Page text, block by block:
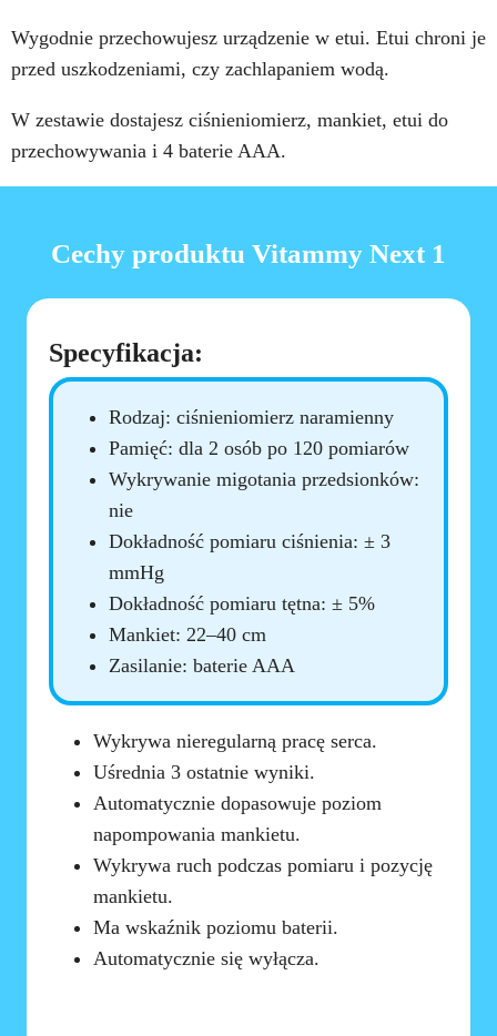
Wygodnie przechowujesz urządzenie w etui. Etui chroni je
przed uszkodzeniami, czy zachlapaniem wodą.
W zestawie dostajesz ciśnieniomierz, mankiet, etui do
przechowywania i 4 baterie AAA.
Cechy produktu Vitammy Next 1
Specyfikacja:
Rodzaj: ciśnieniomierz naramienny
Pamięć: dla 2 osób po 120 pomiarów
Wykrywanie migotania przedsionków:
nie
Dokładność pomiaru ciśnienia: ± 3
mmHg
Dokładność pomiaru tętna: ± 5%
Mankiet: 22–40 cm
Zasilanie: baterie AAA
Wykrywa nieregularną pracę serca.
Uśrednia 3 ostatnie wyniki.
Automatycznie dopasowuje poziom
napompowania mankietu.
Wykrywa ruch podczas pomiaru i pozycję
mankietu.
Ma wskaźnik poziomu baterii.
Automatycznie się wyłącza.